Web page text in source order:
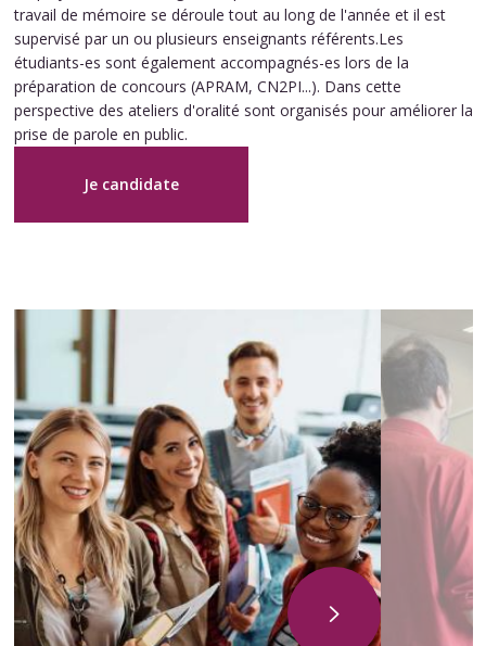
travail de mémoire se déroule tout au long de l'année et il est
supervisé par un ou plusieurs enseignants référents.Les
étudiants-es sont également accompagnés-es lors de la
préparation de concours (APRAM, CN2PI...). Dans cette
perspective des ateliers d'oralité sont organisés pour améliorer la
prise de parole en public.
Je candidate